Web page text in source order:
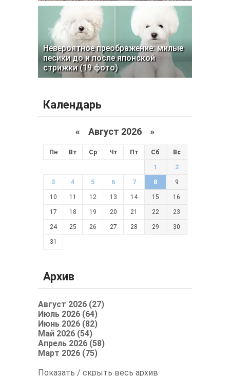
Невероятное преображение: милые
песики до и после японской
стрижки (19 фото)
Календарь
« Август 2026 »
Пн Вт Ср Чт Пт Сб Вс
1 2
3 4 5 6 7 8 9
10 11 12 13 14 15 16
17 18 19 20 21 22 23
24 25 26 27 28 29 30
31
Архив
Август 2026 (27)
Июль 2026 (64)
Июнь 2026 (82)
Май 2026 (54)
Апрель 2026 (58)
Март 2026 (75)
Показать / скрыть весь архив